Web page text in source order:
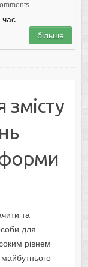
час
більше
змісту
та
для
рівнем